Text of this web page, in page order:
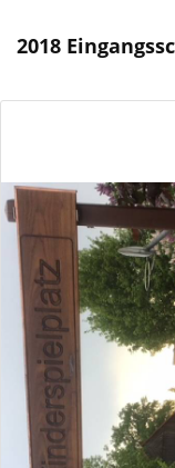
2018